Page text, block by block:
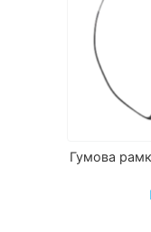
Гумова